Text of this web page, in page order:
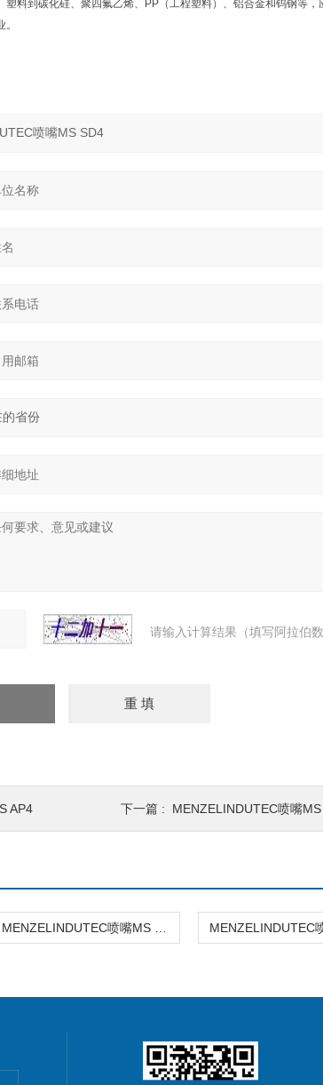
料到碳化硅、聚四氟乙烯、PP（工程塑料）、铝合金和钨钢等
请输入计算结果（填写阿拉伯
AP4 下一篇 : MENZELINDUTEC喷嘴